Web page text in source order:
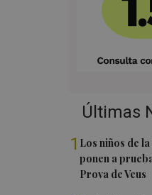
Últimas
1 Los niños de
ponen a
Prova de Veus